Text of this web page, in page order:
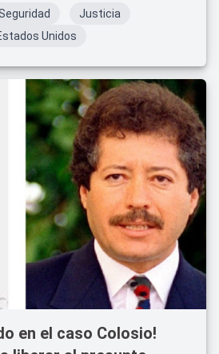
Seguridad
Justicia
Unidos
en el caso Colosio!